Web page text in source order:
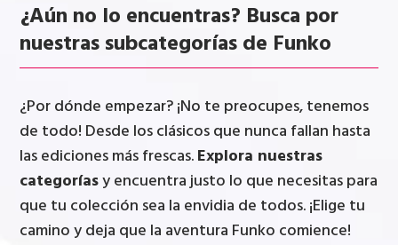
¿Aún no lo encuentras? Busca por
nuestras subcategorías de Funko
¿Por dónde empezar? ¡No te preocupes, tenemos
de todo! Desde los clásicos que nunca fallan hasta
las ediciones más frescas.Explora nuestras
categoríasy encuentra justo lo que necesitas para
que tu colección sea la envidia de todos. ¡Elige tu
camino y deja que la aventura Funko comience!